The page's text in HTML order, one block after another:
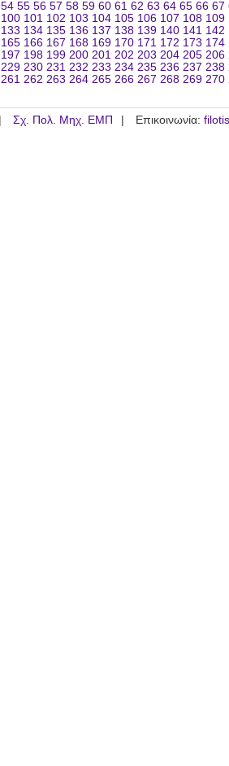
54 55 56 57 58 59 60 61 62 63 64 65 66 67
100 101 102 103 104 105 106 107 108 109
133 134 135 136 137 138 139 140 141 142
165 166 167 168 169 170 171 172 173 174
197 198 199 200 201 202 203 204 205 206
229 230 231 232 233 234 235 236 237 238
261 262 263 264 265 266 267 268 269 270
Σχ. Πολ. Μηχ. ΕΜΠ Επικοινωνία: